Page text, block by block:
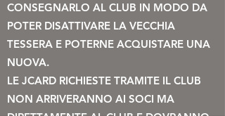
CONSEGNARLO AL CLUB IN MODO DA
POTER DISATTIVARE LA VECCHIA
TESSERA E POTERNE ACQUISTARE UNA
NUOVA.
LE JCARD RICHIESTE TRAMITE IL CLUB
NON ARRIVERANNO AI SOCI MA